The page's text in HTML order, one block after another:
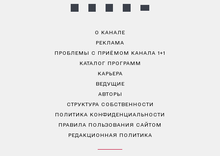
О КАНАЛЕ
РЕКЛАМА
ПРОБЛЕМЫ С ПРИЁМОМ КАНАЛА 1+1
КАТАЛОГ ПРОГРАММ
КАРЬЕРА
ВЕДУЩИЕ
АВТОРЫ
СТРУКТУРА СОБСТВЕННОСТИ
ПОЛИТИКА КОНФИДЕНЦИАЛЬНОСТИ
ПРАВИЛА ПОЛЬЗОВАНИЯ САЙТОМ
РЕДАКЦИОННАЯ ПОЛИТИКА